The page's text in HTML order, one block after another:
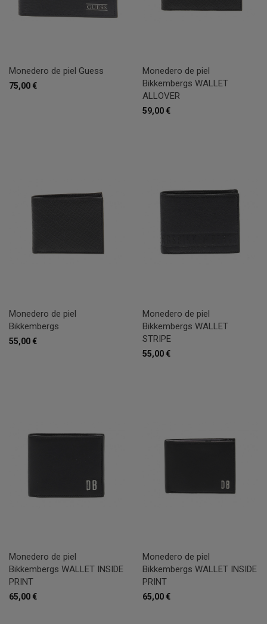
Monedero de piel Guess
75,00 €
Monedero de piel
Bikkembergs WALLET
ALLOVER
59,00 €
Monedero de piel
Bikkembergs
55,00 €
Monedero de piel
Bikkembergs WALLET
STRIPE
55,00 €
Monedero de piel
Bikkembergs WALLET INSIDE
PRINT
65,00 €
Monedero de piel
Bikkembergs WALLET INSIDE
PRINT
65,00 €